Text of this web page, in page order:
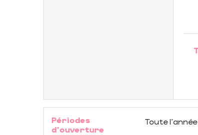
Périodes
d'ouverture
Toute